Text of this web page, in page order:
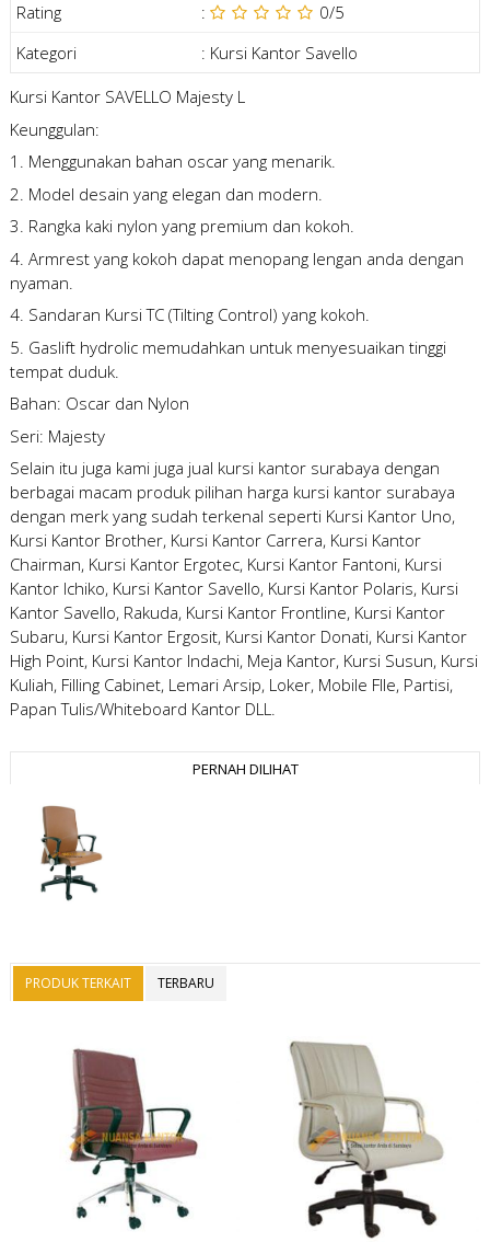
Rating : 0/5
Kategori
: Kursi Kantor Savello
Kursi Kantor SAVELLO Majesty L
Keunggulan:
1. Menggunakan bahan oscar yang menarik.
2. Model desain yang elegan dan modern.
3. Rangka kaki nylon yang premium dan kokoh.
4. Armrest yang kokoh dapat menopang lengan anda dengan
nyaman.
4. Sandaran Kursi TC (Tilting Control) yang kokoh.
5. Gaslift hydrolic memudahkan untuk menyesuaikan tinggi
tempat duduk.
Bahan: Oscar dan Nylon
Seri: Majesty
Selain itu juga kami juga jual kursi kantor surabaya dengan
berbagai macam produk pilihan harga kursi kantor surabaya
dengan merk yang sudah terkenal seperti Kursi Kantor Uno,
Kursi Kantor Brother, Kursi Kantor Carrera, Kursi Kantor
Chairman, Kursi Kantor Ergotec, Kursi Kantor Fantoni, Kursi
Kantor Ichiko, Kursi Kantor Savello, Kursi Kantor Polaris, Kursi
Kantor Savello, Rakuda, Kursi Kantor Frontline, Kursi Kantor
Subaru, Kursi Kantor Ergosit, Kursi Kantor Donati, Kursi Kantor
High Point, Kursi Kantor Indachi, Meja Kantor, Kursi Susun, Kursi
Kuliah, Filling Cabinet, Lemari Arsip, Loker, Mobile FIle, Partisi,
Papan Tulis/Whiteboard Kantor DLL.
PERNAH DILIHAT
PRODUK TERKAIT TERBARU